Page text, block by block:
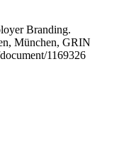
Branding.
München, GRIN
1169326